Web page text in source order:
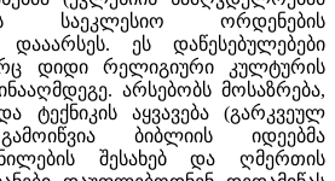
საეკლესიო ორდენების
დააარსეს. ეს დაწესებულებები
დიდი რელიგიური კულტურის
არსებობს მოსაზრება,
ტექნიკის აყვავება (გარკვეულ
ბიბლიის იდეებმა
შესახებ და ღმერთის